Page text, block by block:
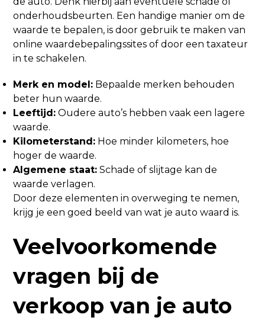
onderhoudsbeurten. Een handige manier om de
waarde te bepalen, is door gebruik te maken van
online waardebepalingssites of door een taxateur
in te schakelen.
Merk en model: Bepaalde merken behouden
beter hun waarde.
Leeftijd: Oudere auto’s hebben vaak een lagere
waarde.
Kilometerstand: Hoe minder kilometers, hoe
hoger de waarde.
Algemene staat: Schade of slijtage kan de
waarde verlagen.
Door deze elementen in overweging te nemen,
krijg je een goed beeld van wat je auto waard is.
Veelvoorkomende
vragen bij de
verkoop van je auto